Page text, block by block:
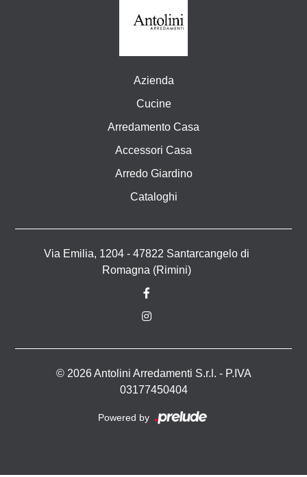
Azienda
Cucine
Arredamento Casa
Accessori Casa
Arredo Giardino
Cataloghi
Via Emilia, 1204 - 47822 Santarcangelo di
Romagna (Rimini)
© 2026 Antolini Arredamenti S.r.l. - P.IVA
03177450404
Powered by